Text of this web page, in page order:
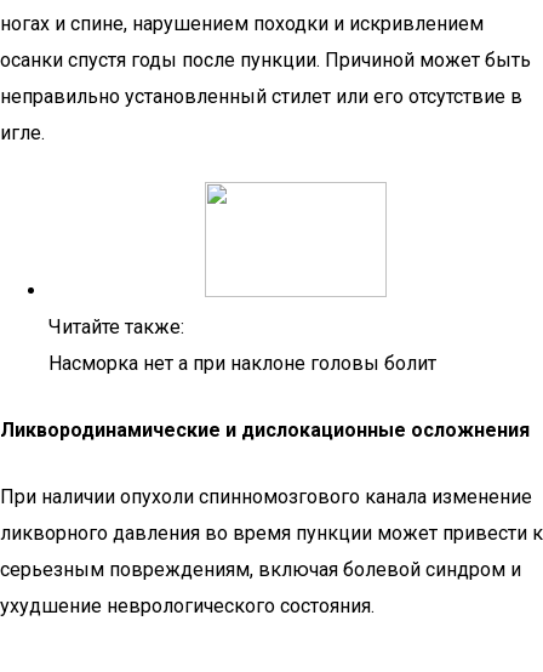
ногах и спине, нарушением походки и искривлением
осанки спустя годы после пункции. Причиной может быть
неправильно установленный стилет или его отсутствие в
игле.
Читайте также:
Насморка нет а при наклоне головы болит
Ликвородинамические и дислокационные осложнения
При наличии опухоли спинномозгового канала изменение
ликворного давления во время пункции может привести к
серьезным повреждениям, включая болевой синдром и
ухудшение неврологического состояния.